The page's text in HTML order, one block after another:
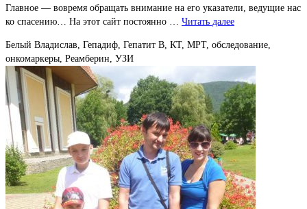
Главное — вовремя обращать внимание на его указатели, ведущие нас
ко спасению… На этот сайт постоянно … Читать далее
Белый Владислав, Гепадиф, Гепатит В, КТ, МРТ, обследование,
онкомаркеры, Реамберин, УЗИ